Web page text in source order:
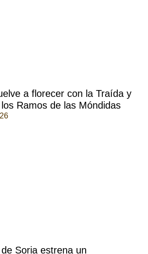
a florecer con la Traída y
Ramos de las Móndidas
Soria estrena un